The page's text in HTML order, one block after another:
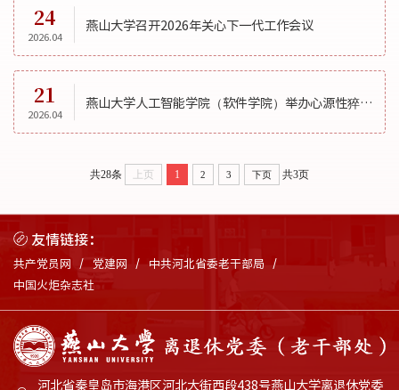
24
2026.04
燕山大学召开2026年关心下一代工作会议
21
2026.04
燕山大学人工智能学院（软件学院）举办心源性猝死防治与校园急救科普讲座
共28条 上页 1 2 3 下页 共3页
友情链接：
共产党员网 党建网
中共河北省委老干部局
中国火炬杂志社
河北省秦皇岛市海港区河北大街西段438号燕山大学离退休党委